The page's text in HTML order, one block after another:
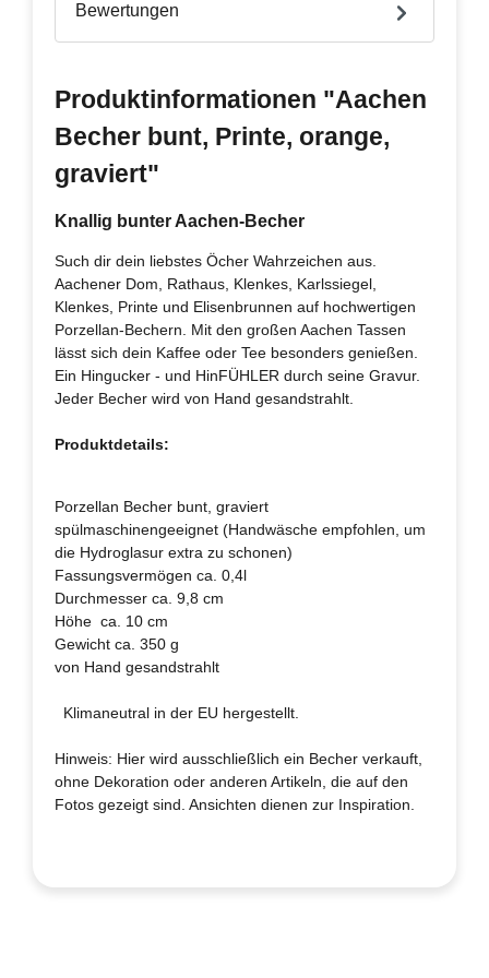
Bewertungen
Produktinformationen "Aachen
Becher bunt, Printe, orange,
graviert"
Knallig bunter Aachen-Becher
Such dir dein liebstes Öcher Wahrzeichen aus.
Aachener Dom, Rathaus, Klenkes, Karlssiegel,
Klenkes, Printe und Elisenbrunnen auf hochwertigen
Porzellan-Bechern. Mit den großen Aachen Tassen
lässt sich dein Kaffee oder Tee besonders genießen.
Ein Hingucker - und HinFÜHLER durch seine Gravur.
Jeder Becher wird von Hand gesandstrahlt.
Produktdetails:
Porzellan Becher bunt, graviert
spülmaschinengeeignet (Handwäsche empfohlen, um
die Hydroglasur extra zu schonen)
Fassungsvermögen ca. 0,4l
Durchmesser ca. 9,8 cm
Höhe ca. 10 cm
Gewicht ca. 350 g
von Hand gesandstrahlt
Klimaneutral in der EU hergestellt.
Hinweis: Hier wird ausschließlich ein Becher verkauft,
ohne Dekoration oder anderen Artikeln, die auf den
Fotos gezeigt sind. Ansichten dienen zur Inspiration.